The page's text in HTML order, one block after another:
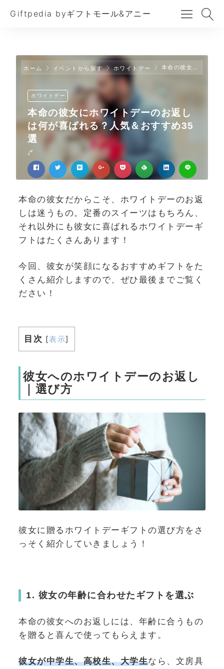
Giftpedia byギフトモール&アニー
ホーム イベントから探す ホワイトデー 本命の彼女にホワイトデーのお返しは何が喜ばれる？人気＆おすすめ35選
ホワイトデー
本命の彼女にホワイトデーのお返し
は何が喜ばれる？人気＆おすすめ35
選
本命の彼女だからこそ、ホワイトデーのお返
しは迷うもの。定番のスイーツはもちろん、
それ以外にも彼女に喜ばれるホワイトデーギ
フトはたくさんあります！
今回、彼女が笑顔になるおすすめギフトをた
くさん紹介しますので、ぜひ最後までご覧く
ださい！
目次 [表示]
彼女へのホワイトデーのお返し
｜選び方
彼女に贈るホワイトデーギフトの選び方をさ
っそく紹介していきましょう！
1. 彼女の年齢に合わせたギフトを選ぶ
本命の彼女へのお返しには、年齢に合うもの
を贈ると喜んで使ってもらえます。
彼女が中学生、高校生、大学生なら、文房具